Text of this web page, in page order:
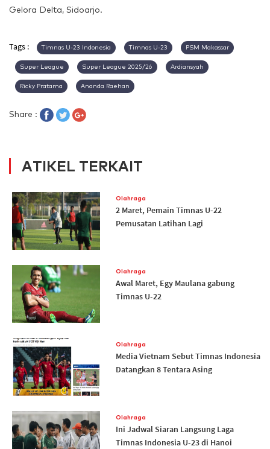
Gelora Delta, Sidoarjo.
Tags : Timnas U-23 Indonesia Timnas U-23 PSM Makassar
Super League Super League 2025/26 Ardiansyah
Ricky Pratama Ananda Raehan
Share :
ATIKEL TERKAIT
Olahraga
2 Maret, Pemain Timnas U-22
Pemusatan Latihan Lagi
Olahraga
Awal Maret, Egy Maulana gabung
Timnas U-22
Olahraga
Media Vietnam Sebut Timnas Indonesia
Datangkan 8 Tentara Asing
Olahraga
Ini Jadwal Siaran Langsung Laga
Timnas Indonesia U-23 di Hanoi